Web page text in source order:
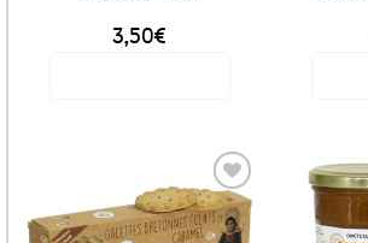
3,50€